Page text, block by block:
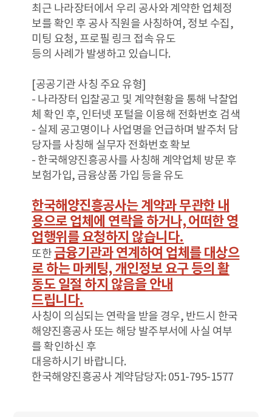
최근 나라장터에서 우리 공사와 계약한 업체정
보를 확인 후 공사 직원을 사칭하여, 정보 수집,
미팅 요청, 프로필 링크 접속 유도
등의 사례가 발생하고 있습니다.
[공공기관 사칭 주요 유형]
- 나라장터 입찰공고 및 계약현황을 통해 낙찰업
체 확인 후, 인터넷 포털을 이용해 전화번호 검색
- 실제 공고명이나 사업명을 언급하며 발주처 담
당자를 사칭해 실무자 전화번호 확보
- 한국해양진흥공사를 사칭해 계약업체 방문 후
보험가입, 금융상품 가입 등을 유도
한국해양진흥공사는 계약과 무관한 내
용으로 업체에 연락을 하거나, 어떠한 영
업행위를 요청하지 않습니다.
또한 금융기관과 연계하여 업체를 대상으
로 하는 마케팅, 개인정보 요구 등의 활
동도 일절 하지 않음을 안내
드립니다.
사칭이 의심되는 연락을 받을 경우, 반드시 한국
해양진흥공사 또는 해당 발주부서에 사실 여부
를 확인하신 후
대응하시기 바랍니다.
한국해양진흥공사 계약담당자: 051-795-1577